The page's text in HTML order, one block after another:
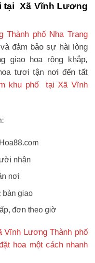
tại Xã Vĩnh Lương
Thành phố Nha Trang
đảm bảo sự hài lòng
giao hoa rộng khắp,
tươi tận nơi đến tất
khu phố tại Xã Vĩnh
nhận
nơi
bàn giao
đơn theo giờ
Vĩnh Lương Thành phố
hoa một cách nhanh